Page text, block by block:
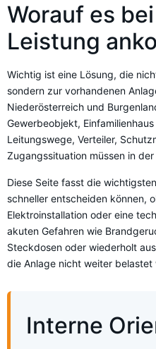
Worauf es
Leistung
Wichtig ist eine Lösung, die
sondern zur vorhandenen
Niederösterreich und
Gewerbeobjekt,
Leitungswege, Verteiler,
Zugangssituation müssen in
Diese Seite fasst die
schneller entscheiden können,
Elektroinstallation oder eine
akuten Gefahren wie
Steckdosen oder wiederholt
die Anlage nicht weiter belastet
Interne